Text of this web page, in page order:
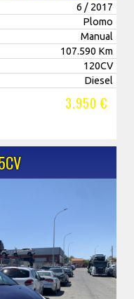
6 / 2017
Plomo
Manual
107.590 Km
120CV
Diesel
3.950 €